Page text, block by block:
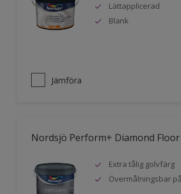
Lättapplicerad
Blank
Jämföra
Nordsjö Perform+ Diamond Floor
Extra tålig golvfärg
Övermålningsbar